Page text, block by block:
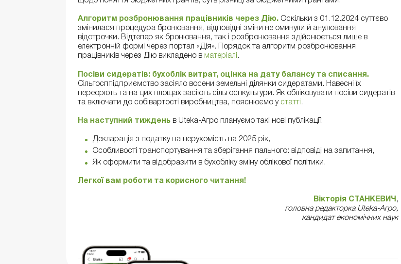
Алгоритм розбронювання працівників через Дію. Оскільки з 01.12.2024 суттєво
змінилася процедура бронювання, відповідні зміни не оминули й анулювання
відстрочки. Відтепер як бронювання, так і розбронювання здійснюється лише в
електронній формі через портал «Дія». Порядок та алгоритм розбронювання
працівників через Дію викладено в матеріалі .
Посіви сидератів: бухоблік витрат, оцінка на дату балансу та списання.
Сільгосппідприємство засіяло восени земельні ділянки сидератами. Навесні їх
переорють та на цих площах засіють сільгоспкультури. Як обліковувати посіви сидератів
та включати до собівартості виробництва, пояснюємо у статті .
На наступний тиждень в Uteka-Агро плануємо такі нові публікації:
Декларація з податку на нерухомість на 2025 рік,
Особливості транспортування та зберігання пального: відповіді на запитання,
Як оформити та відобразити в бухобліку зміну облікової політики.
Легкої вам роботи та корисного читання!
Вікторія СТАНКЕВИЧ ,
головна редакторка Uteka-Агро,
кандидат економічних наук